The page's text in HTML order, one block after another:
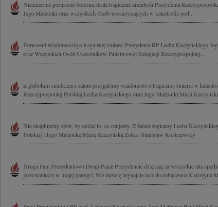
Niezmiernie poruszeni bolesną stratą tragicznie zmarłych Prezydenta
Jego Małżonki oraz wszystkich Osób towarzyszących w katastrofie pod...
Poruszeni wiadomością o tragicznej śmierci Prezydenta RP Lecha Kaczyńskiego
oraz Wszystkich Osób Uczestników Państwowej Delegacji Rzeczypospolitej...
Z głębokim smutkiem i żalem przyjęliśmy wiadomość o tragicznej śmierci w
Rzeczypospolitej Polskiej Lecha Kaczyńskiego oraz Jego Małżonki Marii
Nie znajdujemy słów, by oddać to, co czujemy. Z żalem żegnamy Lecha
Polskiej i Jego Małżonkę Marię Kaczyńską Zofia i Stanisław Kostrzewscy
Droga Pani Prezydentowo Drogi Panie Prezydencie dziękuję za wszystkie lata
pozostaniecie w mojej pamięci. Nie mówię żegnajcie lecz do zobaczenia Katarzyna